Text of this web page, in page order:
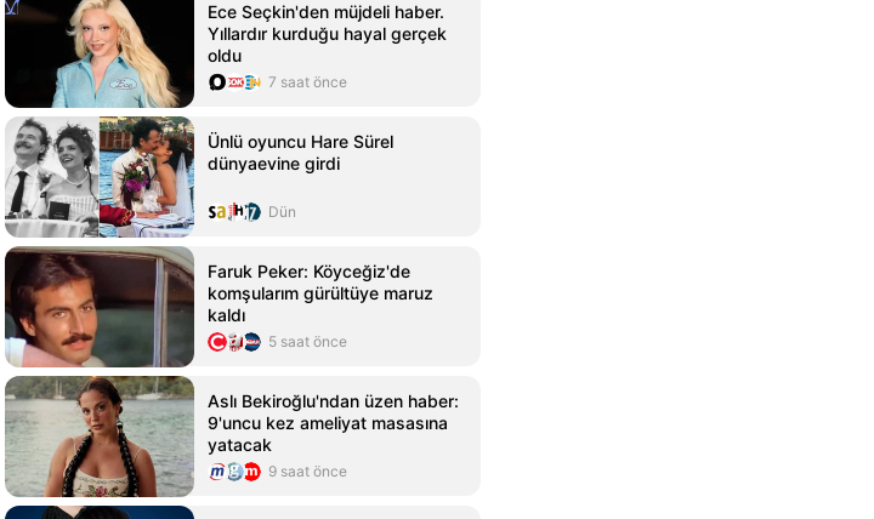
diken.com.tr5
Ece Seçkin'den müjdeli haber.
Yıllardır kurduğu hayal gerçek
oldu
7 saat önce
Ünlü oyuncu Hare Sürel
dünyaevine girdi
Dün
Faruk Peker: Köyceğiz'de
komşularım gürültüye maruz
kaldı
5 saat önce
Aslı Bekiroğlu'ndan üzen haber:
9'uncu kez ameliyat masasına
yatacak
9 saat önce